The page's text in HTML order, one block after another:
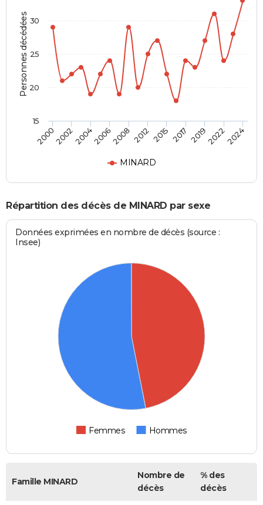
Personnes décédées
MINARD
20002002200420062008 2012 2015 2017 201920222024
15
20
25
30
Répartition des décès de MINARD par sexe
Données exprimées en nombre de décès (source :
Insee)
Femmes Hommes
Famille MINARD
Nombre de
décès
% des
décès